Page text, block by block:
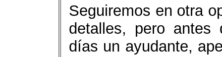
Seguiremos en otra
detalles, pero antes
días un ayudante,